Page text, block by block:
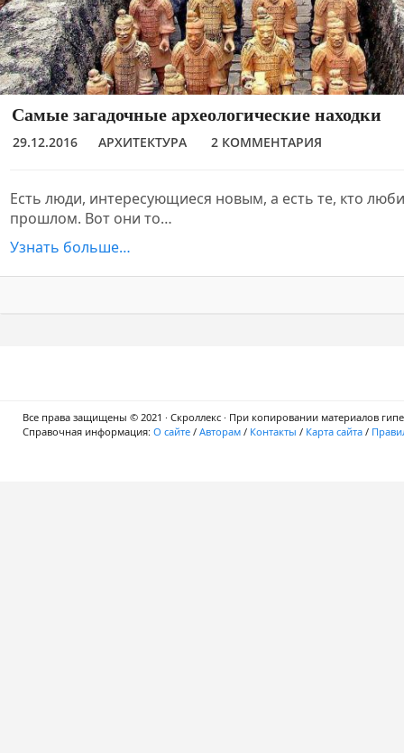
Самые загадочные археологические находки
29.12.2016 АРХИТЕКТУРА 2 КОММЕНТАРИЯ
Есть люди, интересующиеся новым, а есть те, кто
прошлом. Вот они то…
Узнать больше…
Все права защищены © 2021 · Скроллекс · При копировании материалов
Справочная информация: О сайте / Авторам / Контакты / Карта сайта /